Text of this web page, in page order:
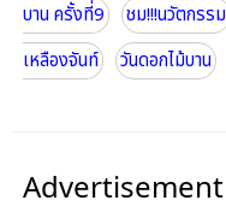
บาน ครั้งที่9
ชม!!!นวัตกรรม
เหลืองจันท์
วันดอกไม้บาน
Advertisement